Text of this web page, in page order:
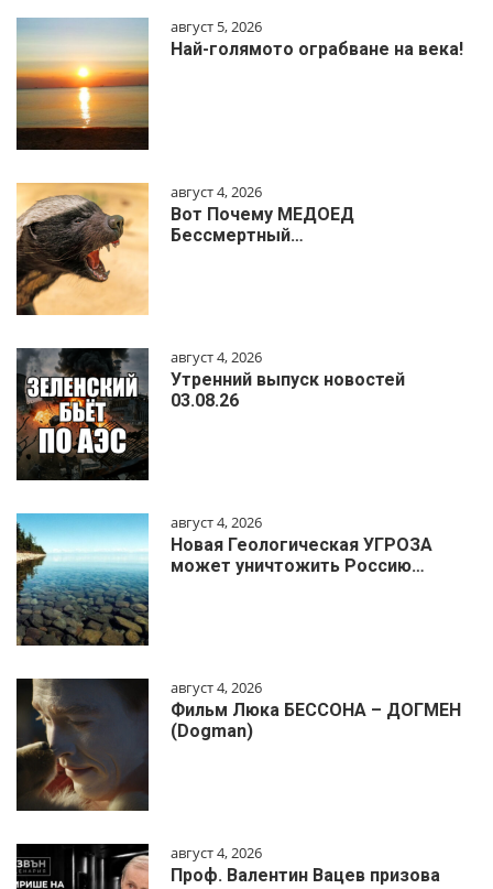
август 5, 2026
Най-голямото ограбване на века!
август 4, 2026
Вот Почему МЕДОЕД
Бессмертный…
август 4, 2026
Утренний выпуск новостей
03.08.26
август 4, 2026
Новая Геологическая УГРОЗА
может уничтожить Россию…
август 4, 2026
Фильм Люка БЕССОНА – ДОГМЕН
(Dogman)
август 4, 2026
Проф. Валентин Вацев призова